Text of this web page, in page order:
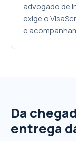
advogado de
exige o
e
Da
entrega